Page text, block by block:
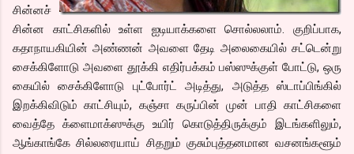
சின்னச்
சின்ன காட்சிகளில் உள்ள ஐடியாக்களை சொல்லலாம். குறிப்பாக,
கதாநாயகியின் அண்ணன் அவளை தேடி அலைகையில் சட்டென்று
சைக்கிளோடு அவளை தூக்கி எதிர்பக்கம் பஸ்ஸுக்குள் போட்டு, ஒரு
கையில் சைக்கிளோடு புட்போர்ட் அடித்து, அடுத்த ஸ்டாப்பிங்கில்
இறக்கிவிடும் காட்சியும், கஞ்சா கருப்பின் முன் பாதி காட்சிகளை
வைத்தே க்ளைமாக்ஸுக்கு உயிர் கொடுத்திருக்கும் இடங்களிலும்,
ஆங்காங்கே சில்லரையாய் சிதறும் குசும்புத்தனமான வசனங்களூம்